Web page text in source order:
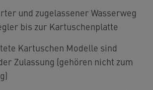
und zugelassener Wasserweg
bis zur Kartuschenplatte
Kartuschen Modelle sind
Zulassung (gehören nicht zum